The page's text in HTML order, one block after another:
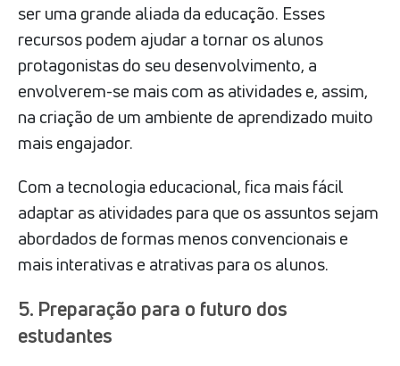
ser uma grande aliada da educação. Esses
recursos podem ajudar a tornar os alunos
protagonistas do seu desenvolvimento, a
envolverem-se mais com as atividades e, assim,
na criação de um ambiente de aprendizado muito
mais engajador.
Com a tecnologia educacional, fica mais fácil
adaptar as atividades para que os assuntos sejam
abordados de formas menos convencionais e
mais interativas e atrativas para os alunos.
5. Preparação para o futuro dos
estudantes